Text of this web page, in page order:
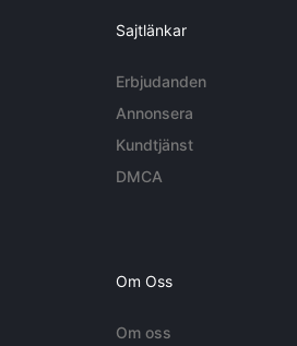
Sajtlänkar
Erbjudanden
Annonsera
Kundtjänst
DMCA
Om Oss
Om oss